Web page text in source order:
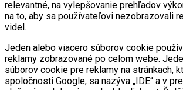
relevantné, na vylepšovanie prehľadov
na to, aby sa používateľovi nezobrazovali
videl.
Jeden alebo viacero súborov cookie
reklamy zobrazované po celom webe.
súborov cookie pre reklamy na stránkach,
spoločnosti Google, sa nazýva „IDE“ a v